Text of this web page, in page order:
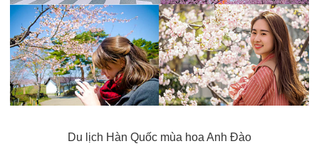
Du lịch Hàn Quốc mùa hoa Anh Đào